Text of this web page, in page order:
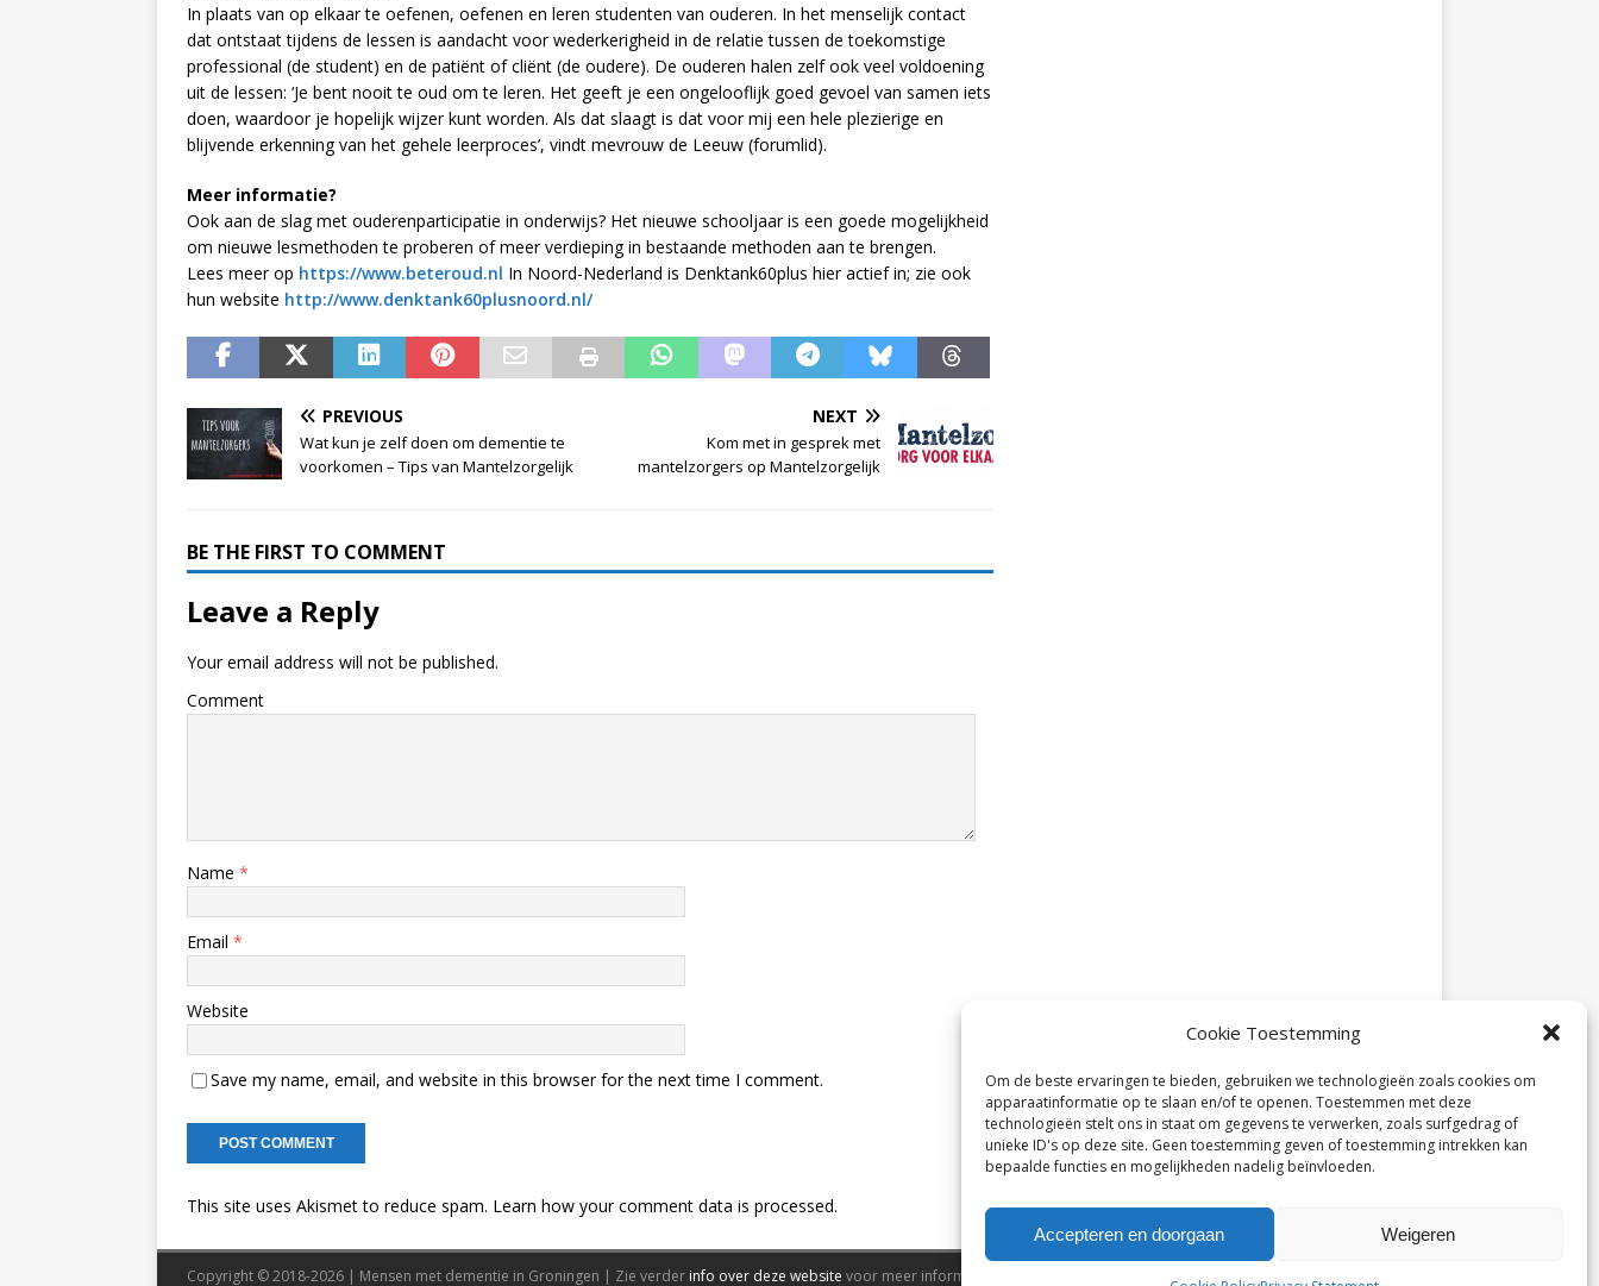
Cookie Toestemming
Om de beste ervaringen te bieden, gebruiken we technologieën zoals cookies om
apparaatinformatie op te slaan en/of te openen. Toestemmen met deze
technologieën stelt ons in staat om gegevens te verwerken, zoals surfgedrag of
unieke ID's op deze site. Geen toestemming geven of toestemming intrekken kan
bepaalde functies en mogelijkheden nadelig beïnvloeden.
Accepteren en doorgaan Weigeren
In plaats van op elkaar te oefenen, oefenen en leren studenten van ouderen. In het menselijk contact
dat ontstaat tijdens de lessen is aandacht voor wederkerigheid in de relatie tussen de toekomstige
professional (de student) en de patiënt of cliënt (de oudere). De ouderen halen zelf ook veel voldoening
uit de lessen: ‘Je bent nooit te oud om te leren. Het geeft je een ongelooflijk goed gevoel van samen iets
doen, waardoor je hopelijk wijzer kunt worden. Als dat slaagt is dat voor mij een hele plezierige en
blijvende erkenning van het gehele leerproces’, vindt mevrouw de Leeuw (forumlid).
Meer informatie?
Ook aan de slag met ouderenparticipatie in onderwijs? Het nieuwe schooljaar is een goede mogelijkheid
om nieuwe lesmethoden te proberen of meer verdieping in bestaande methoden aan te brengen.
Lees meer op https://www.beteroud.nl In Noord-Nederland is Denktank60plus hier actief in; zie ook
hun website http://www.denktank60plusnoord.nl/
PREVIOUS
Wat kun je zelf doen om dementie te
voorkomen – Tips van Mantelzorgelijk
NEXT
Kom met in gesprek met
mantelzorgers op Mantelzorgelijk
BE THE FIRST TO COMMENT
Leave a Reply
Your email address will not be published.
Comment
Name *
Email *
Website
Save my name, email, and website in this browser for the next time I comment.
This site uses Akismet to reduce spam. Learn how your comment data is processed.
Copyright © 2018-2026 | Mensen met dementie in Groningen | Zie verder info over deze website voor meer informatie.